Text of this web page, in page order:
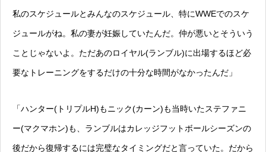
私のスケジュールとみんなのスケジュール、特にWWEでのスケ
ジュールがね。私の妻が妊娠していたんだ。仲が悪いとそういう
ことじゃないよ。ただあのロイヤル(ランブル)に出場するほど必
要なトレーニングをするだけの十分な時間がなかったんだ」
「ハンター(トリプルH)もニック(カーン)も当時いたステファニ
ー(マクマホン)も、ランブルはカレッジフットボールシーズンの
後だから復帰するには完璧なタイミングだと言っていた。だから